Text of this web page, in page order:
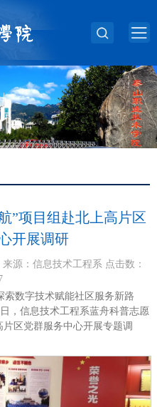
”项目组赴北上高片区
开展调研
源：信息技术工程系 点击数：
数字技术赋能社区服务新路
，信息技术工程系蓝舟科普志愿
区党群服务中心开展专题调